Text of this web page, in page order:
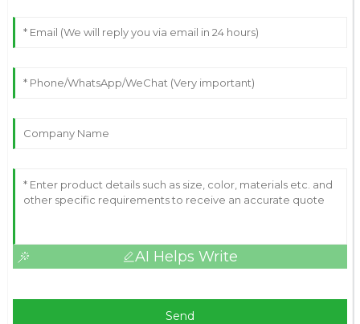
AI Helps Write
Send